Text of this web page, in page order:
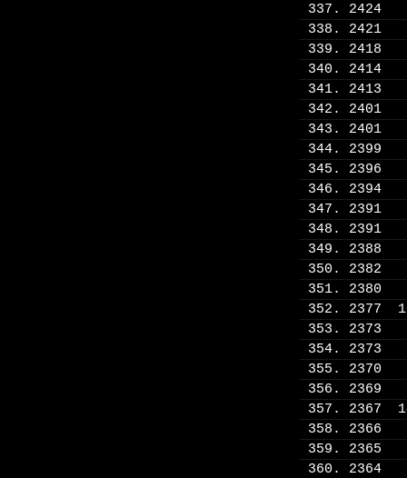
337. 2424
338. 2421
339. 2418
340. 2414
341. 2413
342. 2401
343. 2401
344. 2399
345. 2396
346. 2394
347. 2391
348. 2391
349. 2388
350. 2382
351. 2380
352. 2377
353. 2373
354. 2373
355. 2370
356. 2369
357. 2367
358. 2366
359. 2365
360. 2364